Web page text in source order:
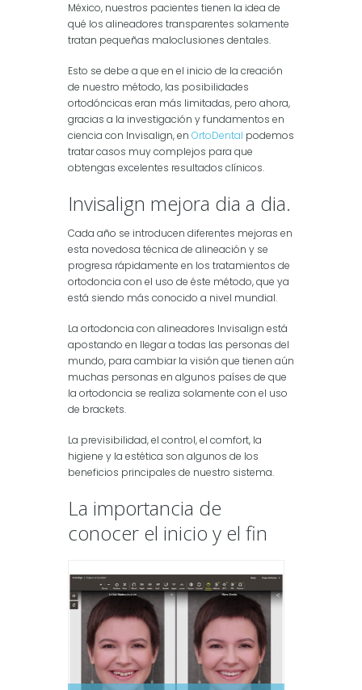
México, nuestros pacientes tienen la idea de
qué los alineadores transparentes solamente
tratan pequeñas maloclusiones dentales.
Esto se debe a que en el inicio de la creación
de nuestro método, las posibilidades
ortodóncicas eran más limitadas, pero ahora,
gracias a la investigación y fundamentos en
ciencia con Invisalign, en OrtoDental podemos
tratar casos muy complejos para que
obtengas excelentes resultados clínicos.
Invisalign mejora dia a dia.
Cada año se introducen diferentes mejoras en
esta novedosa técnica de alineación y se
progresa rápidamente en los tratamientos de
ortodoncia con el uso de éste método, que ya
está siendo más conocido a nivel mundial.
La ortodoncia con alineadores Invisalign está
apostando en llegar a todas las personas del
mundo, para cambiar la visión que tienen aún
muchas personas en algunos países de que
la ortodoncia se realiza solamente con el uso
de brackets.
La previsibilidad, el control, el comfort, la
higiene y la estética son algunos de los
beneficios principales de nuestro sistema.
La importancia de
conocer el inicio y el fin